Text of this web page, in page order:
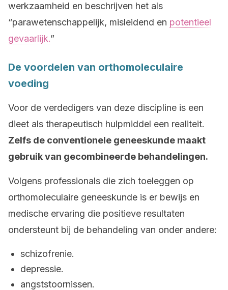
werkzaamheid en beschrijven het als
“parawetenschappelijk, misleidend en potentieel
gevaarlijk.”
De voordelen van orthomoleculaire
voeding
Voor de verdedigers van deze discipline is een
dieet als therapeutisch hulpmiddel een realiteit.
Zelfs de conventionele geneeskunde maakt
gebruik van gecombineerde behandelingen.
Volgens professionals die zich toeleggen op
orthomoleculaire geneeskunde is er bewijs en
medische ervaring die positieve resultaten
ondersteunt bij de behandeling van onder andere:
schizofrenie.
depressie.
angststoornissen.